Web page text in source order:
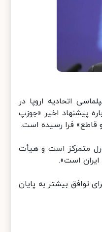
اتحادیه اروپا در
پیشنهاد اخیر «جوزپ
فرا رسیده است.
متمرکز است و هیأت
است».
بیشتر به پایان